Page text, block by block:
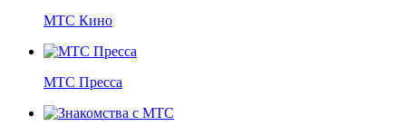
МТС Кино
МТС Пресса